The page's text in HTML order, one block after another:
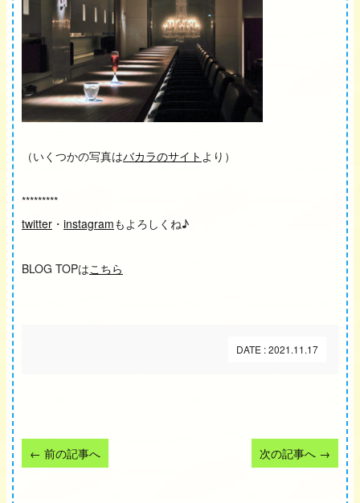
（いくつかの写真はバカラのサイト より）
*********
twitter ・ instagramもよろしくね♪
BLOG TOPはこちら
DATE : 2021.11.17
← 前の記事へ 次の記事へ →